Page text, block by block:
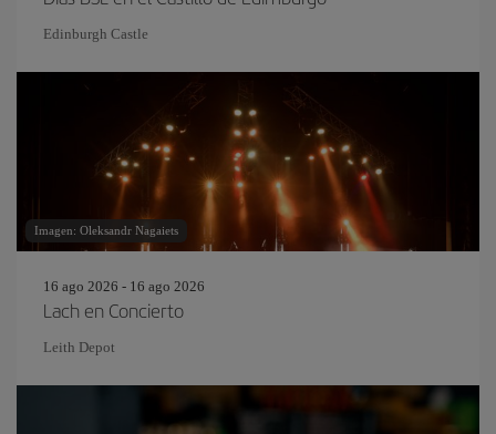
Edinburgh Castle
Imagen: Oleksandr Nagaiets
16 ago 2026 - 16 ago 2026
Lach en Concierto
Leith Depot